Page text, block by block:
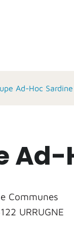
Ad-Hoc
Ad-
Communes
URRUGNE